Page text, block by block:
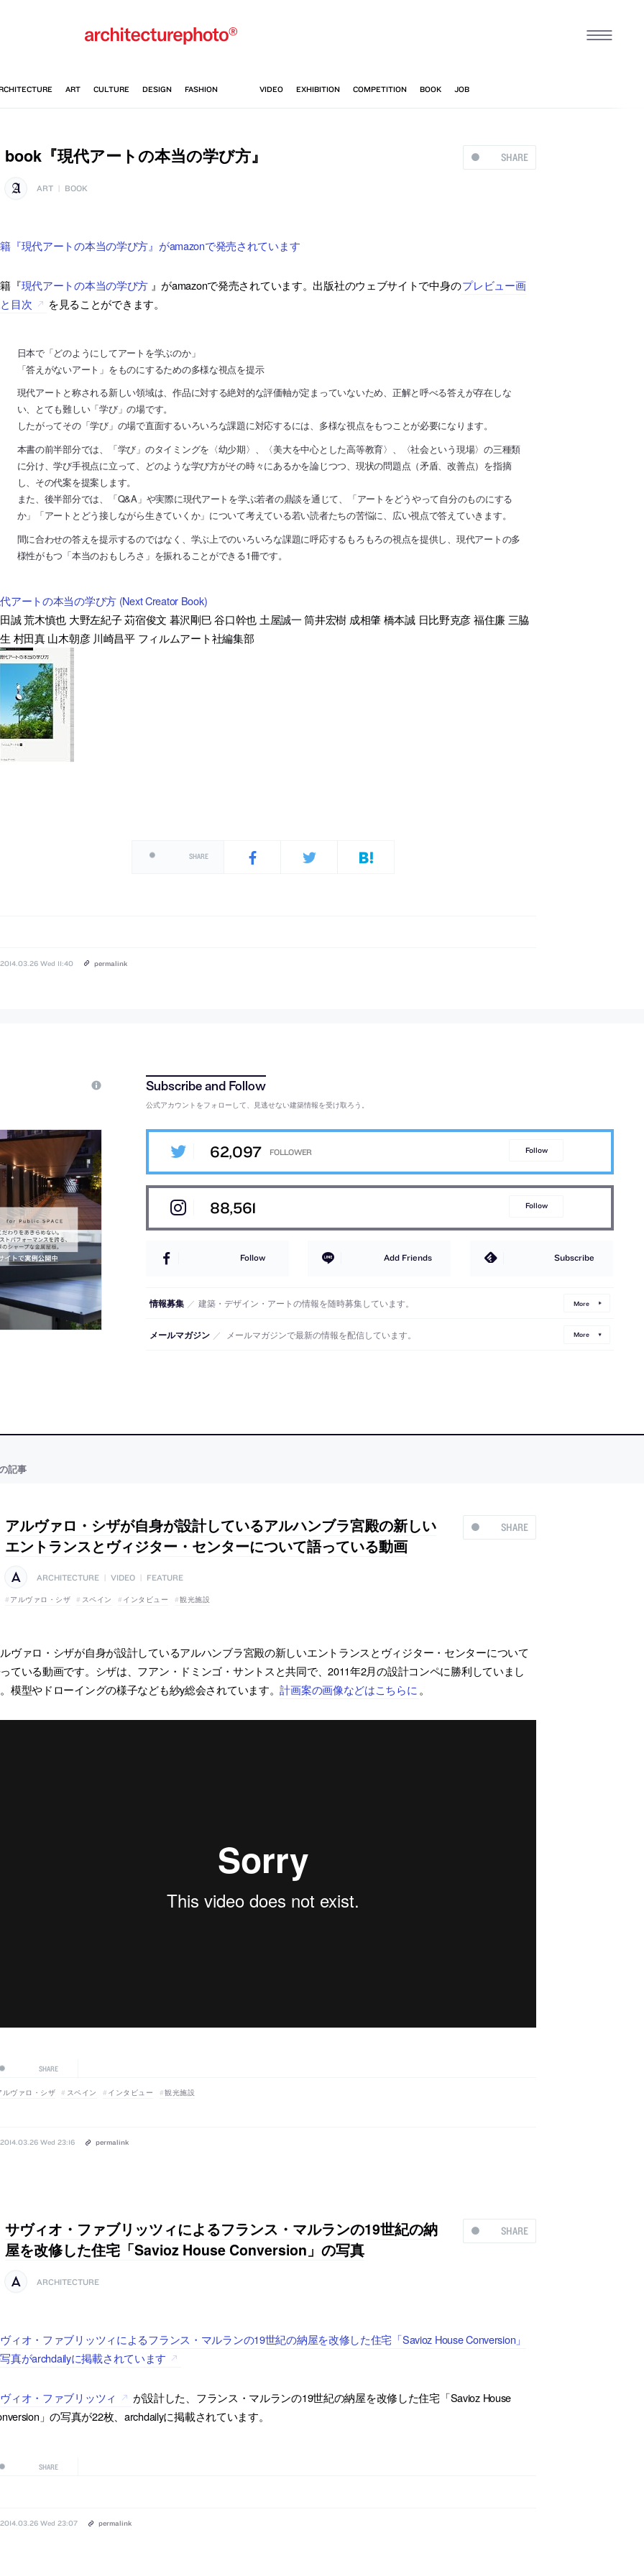
SHARE
book『現代アートの本当の学び方』
ART BOOK
『現代アートの本当の学び方』がamazonで発売されています
『現代アートの本当の学び方 』がamazonで発売されています。出版社のウェブサイトで中身のプレビュー画
目次
を見ることができます。
日本で「どのようにしてアートを学ぶのか」
「答えがないアート」をものにするための多様な視点を提示
現代アートと称される新しい領域は、作品に対する絶対的な評価軸が定まっていないため、正解と呼べる答えが存在しな
い、とても難しい「学び」の場です。
したがってその「学び」の場で直面するいろいろな課題に対応するには、多様な視点をもつことが必要になります。
本書の前半部分では、「学び」のタイミングを〈幼少期〉、〈美大を中心とした高等教育〉、〈社会という現場〉の三種類
に分け、学び手視点に立って、どのような学び方がその時々にあるかを論じつつ、現状の問題点（矛盾、改善点）を指摘
し、その代案を提案します。
また、後半部分では、「Q&A」や実際に現代アートを学ぶ若者の鼎談を通じて、「アートをどうやって自分のものにする
か」「アートとどう接しながら生きていくか」について考えている若い読者たちの苦悩に、広い視点で答えていきます。
間に合わせの答えを提示するのではなく、学ぶ上でのいろいろな課題に呼応するもろもろの視点を提供し、現代アートの多
様性がもつ「本当のおもしろさ」を振れることができる1冊です。
アートの本当の学び方 (Next Creator Book)
誠 荒木慎也 大野左紀子 苅宿俊文 暮沢剛巳 谷口幹也 土屋誠一 筒井宏樹 成相肇 橋本誠 日比野克彦 福住廉 三脇
村田真 山木朝彦 川崎昌平 フィルムアート社編集部
SHARE
2014.03.26 Wed 11:40 permalink
公式アカウントをフォローして、見逃せない建築情報を受け取ろう。
62,097 Follow
88,561 Follow
Follow Add Friends Subscribe
情報募集 ／ 建築・デザイン・アートの情報を随時募集しています。 More
メールマガジン ／ メールマガジンで最新の情報を配信しています。 More
記事
SHARE
アルヴァロ・シザが自身が設計しているアルハンブラ宮殿の新しい
エントランスとヴィジター・センターについて語っている動画
ARCHITECTURE | VIDEO | FEATURE
アルヴァロ・シザ スペイン インタビュー 観光施設
ヴァロ・シザが自身が設計しているアルハンブラ宮殿の新しいエントランスとヴィジター・センターについて
ている動画です。シザは、フアン・ドミンゴ・サントスと共同で、2011年2月の設計コンペに勝利していまし
模型やドローイングの様子なども紗y総会されています。計画案の画像などはこちらに 。
SHARE
ルヴァロ・シザ スペイン インタビュー 観光施設
2014.03.26 Wed 23:16 permalink
SHARE
サヴィオ・ファブリッツィによるフランス・マルランの19世紀の納
屋を改修した住宅「Savioz House Conversion」の写真
ARCHITECTURE
ィオ・ファブリッツィによるフランス・マルランの19世紀の納屋を改修した住宅「Savioz House Conversion」
真がarchdailyに掲載されています
ィオ・ファブリッツィ
が設計した、フランス・マルランの19世紀の納屋を改修した住宅「Savioz House
」の写真が22枚、archdailyに掲載されています。
SHARE
2014.03.26 Wed 23:07 permalink